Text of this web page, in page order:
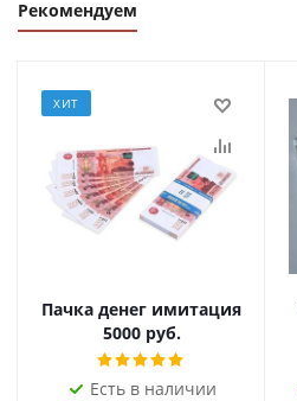
Рекомендуем
ХИТ
Пачка денег имитация
5000 руб.
Есть в наличии